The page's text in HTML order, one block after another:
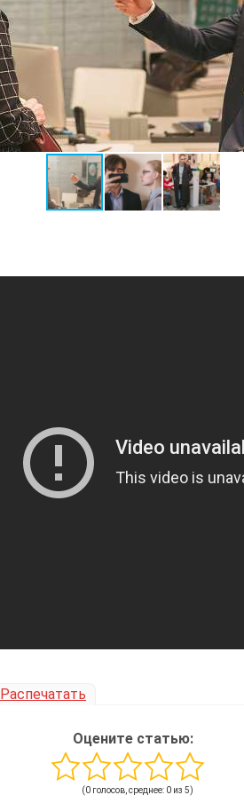
Распечатать
Оцените статью:
(0 голосов, среднее: 0 из 5)